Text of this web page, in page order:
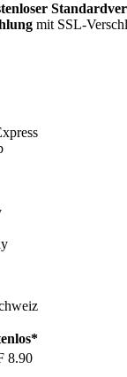
mit SSL-
8.90